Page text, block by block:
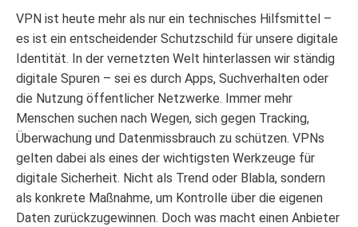
VPN ist heute mehr als nur ein technisches Hilfsmittel –
es ist ein entscheidender Schutzschild für unsere digitale
Identität. In der vernetzten Welt hinterlassen wir ständig
digitale Spuren – sei es durch Apps, Suchverhalten oder
die Nutzung öffentlicher Netzwerke. Immer mehr
Menschen suchen nach Wegen, sich gegen Tracking,
Überwachung und Datenmissbrauch zu schützen. VPNs
gelten dabei als eines der wichtigsten Werkzeuge für
digitale Sicherheit. Nicht als Trend oder Blabla, sondern
als konkrete Maßnahme, um Kontrolle über die eigenen
Daten zurückzugewinnen. Doch was macht einen Anbieter